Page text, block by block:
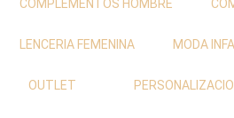
COMPLEMENTOS HOMBRE
LENCERIA FEMENINA MODA
OUTLET